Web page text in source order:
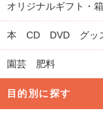
オリジナルギフト・箱
本 CD DVD グッ
園芸 肥料
目的別に探す